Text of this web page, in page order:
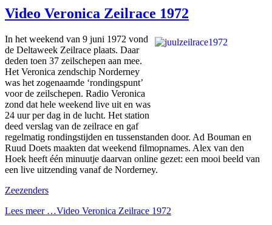
Video Veronica Zeilrace 1972
In het weekend van 9 juni 1972 vond
de Deltaweek Zeilrace plaats. Daar
deden toen 37 zeilschepen aan mee.
Het Veronica zendschip Norderney
was het zogenaamde ‘rondingspunt’
voor de zeilschepen. Radio Veronica
zond dat hele weekend live uit en was
24 uur per dag in de lucht. Het station
deed verslag van de zeilrace en gaf
regelmatig rondingstijden en tussenstanden door. Ad Bouman en
Ruud Doets maakten dat weekend filmopnames. Alex van den
Hoek heeft één minuutje daarvan online gezet: een mooi beeld van
een live uitzending vanaf de Norderney.
Zeezenders
Lees meer …Video Veronica Zeilrace 1972